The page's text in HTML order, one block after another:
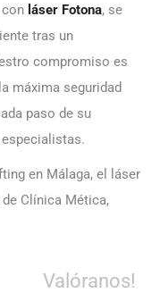
láser Fotona, se
tras un
compromiso es
máxima seguridad
paso de su
en Málaga, el láser
Clínica Mética,
Valóranos!